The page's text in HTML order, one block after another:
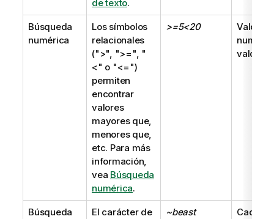
de texto.
Búsqueda
numérica
Los símbolos
relacionales
(">", ">=", "
<" o "<=")
permiten
encontrar
valores
mayores que,
menores que,
etc. Para más
información,
vea Búsqueda
numérica.
>=5<20
Valor
valor
Búsqueda
El carácter de
~beast
Cadena